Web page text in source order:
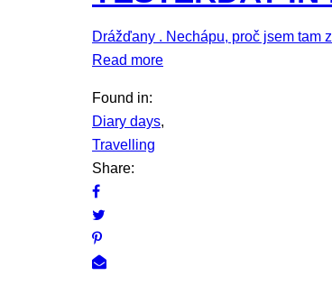
Drážďany . Nechápu, proč jsem tam
Read more
Found in:
Diary days,
Travelling
Share: